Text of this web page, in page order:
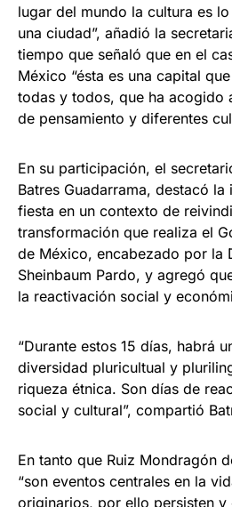
lugar del mundo la cultura es
una ciudad”, añadió la
tiempo que señaló que en el
México “ésta es una capital
todas y todos, que ha acogido
de pensamiento y diferentes
En su participación, el
Batres Guadarrama, destacó
fiesta en un contexto de
transformación que realiza el
de México, encabezado por la
Sheinbaum Pardo, y agregó
la reactivación social y
“Durante estos 15 días, habrá
diversidad pluricultual y
riqueza étnica. Son días de
social y cultural”, compartió
En tanto que Ruiz Mondragón
“son eventos centrales en la
originarios, por ello persisten y